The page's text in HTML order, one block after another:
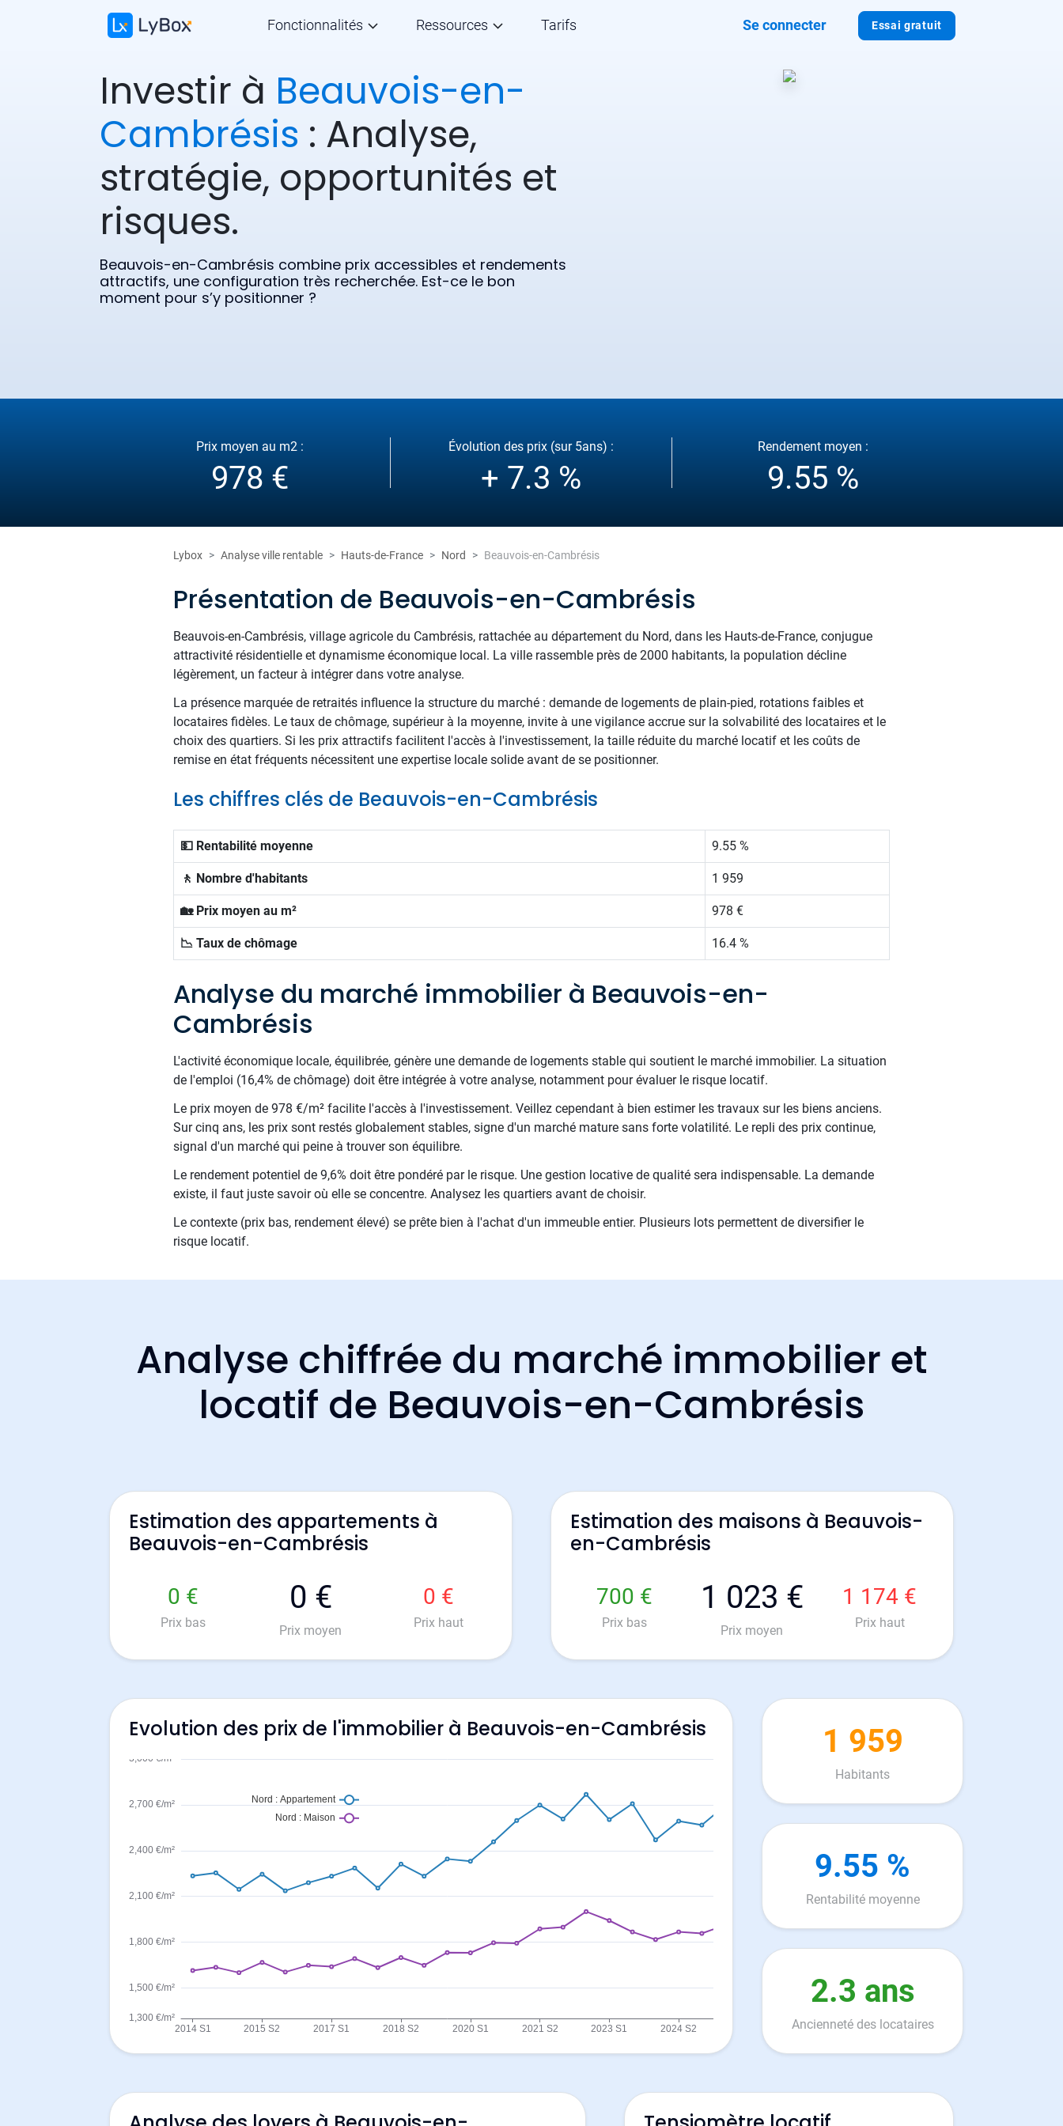
Essai gratuit
Fonctionnalités Ressources Tarifs Se connecter
Investir à Beauvois-en-
Cambrésis : Analyse,
stratégie, opportunités et
risques.
Beauvois-en-Cambrésis combine prix accessibles et rendements
attractifs, une configuration très recherchée. Est-ce le bon
moment pour s’y positionner ?
Prix moyen au m2 :
978 €
Évolution des prix (sur 5ans) :
+ 7.3 %
Rendement moyen :
9.55 %
Lybox Analyse ville rentable Hauts-de-France Nord Beauvois-en-Cambrésis
Présentation de Beauvois-en-Cambrésis
Beauvois-en-Cambrésis, village agricole du Cambrésis, rattachée au département du Nord, dans les Hauts-de-France, conjugue
attractivité résidentielle et dynamisme économique local. La ville rassemble près de 2000 habitants, la population décline
légèrement, un facteur à intégrer dans votre analyse.
La présence marquée de retraités influence la structure du marché : demande de logements de plain-pied, rotations faibles et
locataires fidèles. Le taux de chômage, supérieur à la moyenne, invite à une vigilance accrue sur la solvabilité des locataires et le
choix des quartiers. Si les prix attractifs facilitent l'accès à l'investissement, la taille réduite du marché locatif et les coûts de
remise en état fréquents nécessitent une expertise locale solide avant de se positionner.
Les chiffres clés de Beauvois-en-Cambrésis
💵 Rentabilité moyenne 9.55 %
🚶 Nombre d'habitants 1 959
🏡 Prix moyen au m² 978 €
📉 Taux de chômage 16.4 %
Analyse du marché immobilier à Beauvois-en-
Cambrésis
L'activité économique locale, équilibrée, génère une demande de logements stable qui soutient le marché immobilier. La situation
de l'emploi (16,4% de chômage) doit être intégrée à votre analyse, notamment pour évaluer le risque locatif.
Le prix moyen de 978 €/m² facilite l'accès à l'investissement. Veillez cependant à bien estimer les travaux sur les biens anciens.
Sur cinq ans, les prix sont restés globalement stables, signe d'un marché mature sans forte volatilité. Le repli des prix continue,
signal d'un marché qui peine à trouver son équilibre.
Le rendement potentiel de 9,6% doit être pondéré par le risque. Une gestion locative de qualité sera indispensable. La demande
existe, il faut juste savoir où elle se concentre. Analysez les quartiers avant de choisir.
Le contexte (prix bas, rendement élevé) se prête bien à l'achat d'un immeuble entier. Plusieurs lots permettent de diversifier le
risque locatif.
Analyse chiffrée du marché immobilier et
locatif de Beauvois-en-Cambrésis
Estimation des appartements à
Beauvois-en-Cambrésis
0 €
Prix bas
0 €
Prix moyen
0 €
Prix haut
Estimation des maisons à Beauvois-
en-Cambrésis
700 €
Prix bas
1 023 €
Prix moyen
1 174 €
Prix haut
Evolution des prix de l'immobilier à Beauvois-en-Cambrésis 1 959
Habitants
9.55 %
Rentabilité moyenne
2.3 ans
Ancienneté des locataires